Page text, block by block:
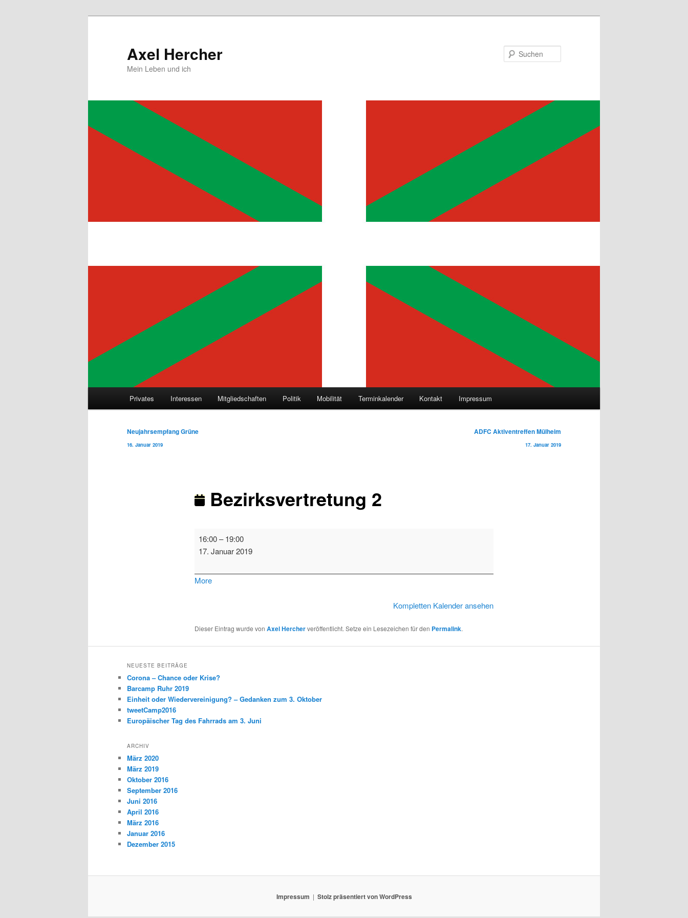
Axel Hercher
Mein Leben und ich
Privates Interessen Mitgliedschaften Politik Mobilität Terminkalender Kontakt Impressum
Beitragsnavigation
Neujahrsempfang Grüne
16. Januar 2019
ADFC Aktiventreffen Mülheim
17. Januar 2019
Bezirksvertretung 2
Bezirksvertretung
16:00–19:00
17. Januar 2019
Moreabout
Kompletten Kalender ansehen
Dieser Eintrag wurde von Axel Hercherveröffentlicht. Setze ein Lesezeichen für den Permalink.
NEUESTE BEITRÄGE
Corona – Chance oder Krise?
Barcamp Ruhr 2019
Einheit oder Wiedervereinigung? – Gedanken zum 3. Oktober
tweetCamp2016
Europäischer Tag des Fahrrads am 3. Juni
ARCHIV
März 2020
März 2019
Oktober 2016
September 2016
Juni 2016
April 2016
März 2016
Januar 2016
Dezember 2015
Impressum Stolz präsentiert von WordPress